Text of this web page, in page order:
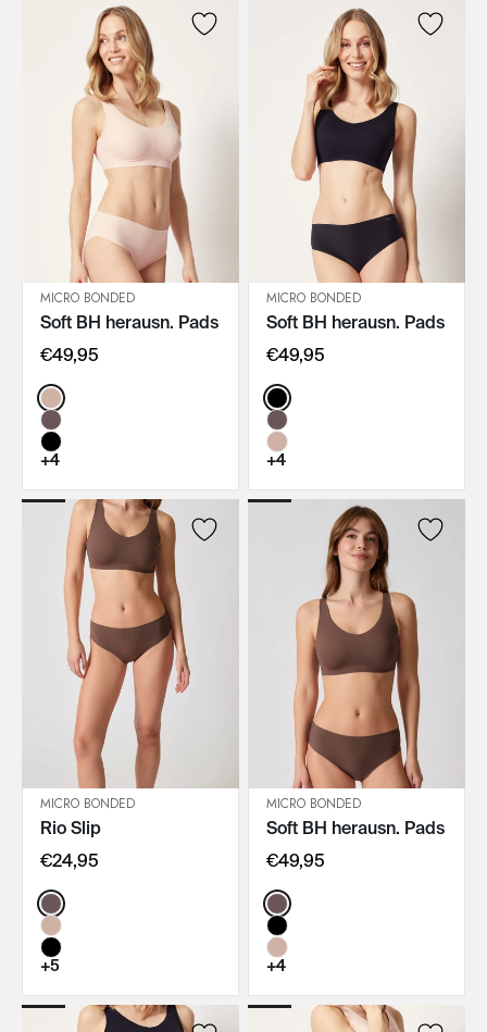
IN DEN WARENKORB
MICRO BONDED
Soft BH herausn. Pads
€49,95
Color:
+4
IN DEN WARENKORB
MICRO BONDED
Soft BH herausn. Pads
€49,95
Color:
+4
IN DEN WARENKORB
MICRO BONDED
Rio Slip
€24,95
Color:
+5
IN DEN WARENKORB
MICRO BONDED
Soft BH herausn. Pads
€49,95
Color:
+4